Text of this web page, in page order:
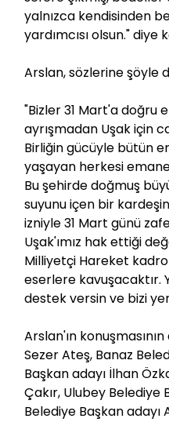
yalnızca kendisinden
yardımcısı olsun." diye
Arslan, sözlerine şöyle
"Bizler 31 Mart'a doğru
ayrışmadan Uşak için
Birliğin gücüyle bütün
yaşayan herkesi
Bu şehirde doğmuş
suyunu içen bir
izniyle 31 Mart günü
Uşak'ımız hak ettiği
Milliyetçi Hareket
eserlere kavuşacaktır.
destek versin ve bizi
Arslan'ın
Sezer Ateş, Banaz
Başkan adayı İlhan
Çakır, Ulubey Belediye
Belediye Başkan